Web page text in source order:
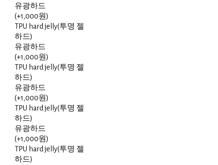
유광하드
(+1,000원)
TPU hard jelly(투명 젤
하드)
유광하드
(+1,000원)
TPU hard jelly(투명 젤
하드)
유광하드
(+1,000원)
TPU hard jelly(투명 젤
하드)
유광하드
(+1,000원)
TPU hard jelly(투명 젤
하드)